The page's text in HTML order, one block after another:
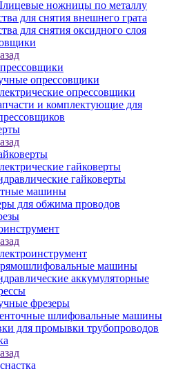
ножницы по металлу
для снятия внешнего грата
для снятия оксидного слоя
опрессовщики
опрессовщики
и комплектующие для
гайковерты
гайковерты
машины
для обжима проводов
машины
аккумуляторные
фрезеры
шлифовальные машины
для промывки трубопроводов